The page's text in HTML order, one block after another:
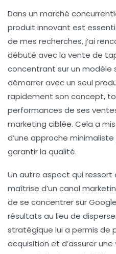
Dans un marché
produit innovant est
de mes recherches, j’ai
débuté avec la vente de
concentrant sur un modèle
démarrer avec un seul
rapidement son concept,
performances de ses
marketing ciblée. Cela a
d’une approche minimaliste
garantir la qualité.
Un autre aspect qui ressort
maîtrise d’un canal
de se concentrer sur
résultats au lieu de
stratégique lui a permis de
acquisition et d’assurer